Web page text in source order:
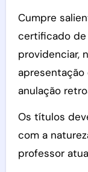
Cumpre
certificado de
providenciar,
apresentação
anulação
Os títulos
com a
professor